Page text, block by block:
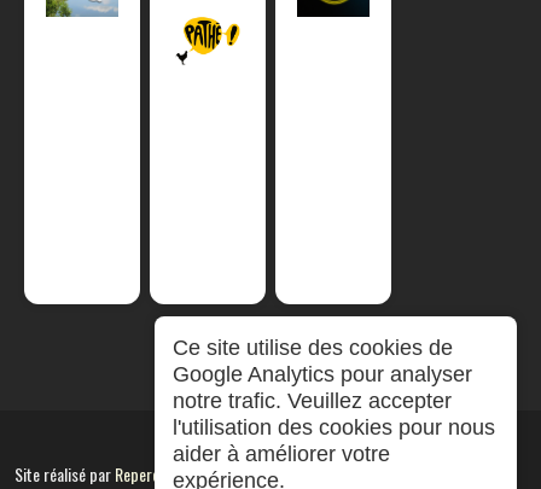
Site réalisé parRepereCom
Ce site utilise des cookies de
Google Analytics pour analyser
notre trafic. Veuillez accepter
l'utilisation des cookies pour nous
aider à améliorer votre
expérience.